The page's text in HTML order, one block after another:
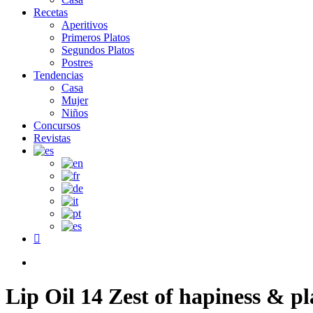
Recetas
Aperitivos
Primeros Platos
Segundos Platos
Postres
Tendencias
Casa
Mujer
Niños
Concursos
Revistas
facebook
Lip Oil 14 Zest of hapiness &